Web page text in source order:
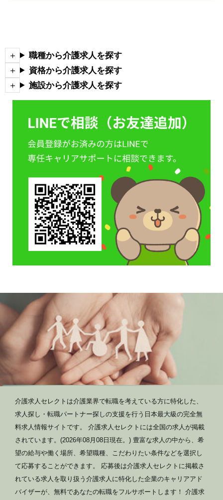
職種から介護求人を探す
資格から介護求人を探す
施設から介護求人を探す
介護求人セレクトは介護業界で転職を考えている方に特化した、
求人探し・転職パートナー探しの支援を行う日本最大級の完全無
料求人情報サイトです。 介護求人セレクトには全国の求人が掲載
されています。(2026年08月08日現在。) 豊富な求人の中から、希
望の給与や働く場所、希望職種、こだわりたい条件などを選択し
て応募することができます。 応募後は介護求人セレクトに掲載さ
れている求人を取り扱う介護求人に特化した企業のキャリアアド
バイザーが、無料であなたの転職をフルサポートします！ 介護求